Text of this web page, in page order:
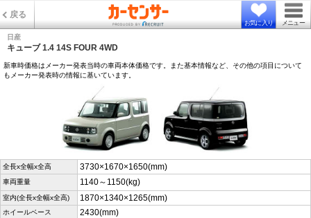
戻る
お気に入り メニュー
日産
キューブ 1.4 14S FOUR 4WD
新車時価格はメーカー発表当時の車両本体価格です。また基本情報など、その他の項目について
もメーカー発表時の情報に基いています。
全長x全幅x全高 3730×1670×1650(mm)
車両重量 1140～1150(kg)
室内(全長x全幅x全高) 1870×1340×1265(mm)
ホイールベース 2430(mm)